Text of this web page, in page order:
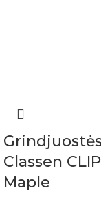
Grindjuostės
Classen CLIP
Maple